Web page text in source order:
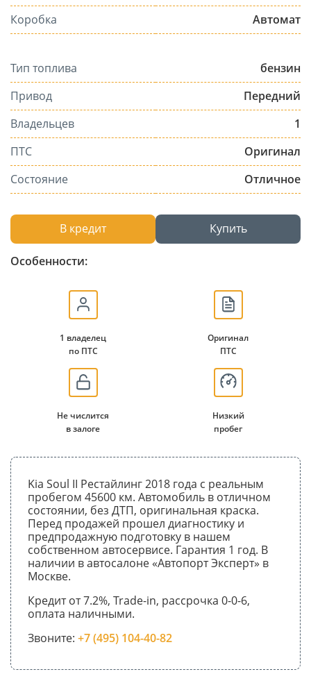
Коробка
Автомат
Тип топлива
бензин
Привод
Передний
Владельцев
1
ПТС
Оригинал
Состояние
Отличное
В кредит Купить
Особенности:
1 владелец
по ПТС
Оригинал
ПТС
Не числится
в залоге
Низкий
пробег
Kia Soul II Рестайлинг 2018 года с реальным
пробегом 45600 км. Автомобиль в отличном
состоянии, без ДТП, оригинальная краска.
Перед продажей прошел диагностику и
предпродажную подготовку в нашем
собственном автосервисе. Гарантия 1 год. В
наличии в автосалоне «Автопорт Эксперт» в
Москве.
Кредит от 7.2%, Trade-in, рассрочка 0-0-6,
оплата наличными.
Звоните: +7 (495) 104-40-82